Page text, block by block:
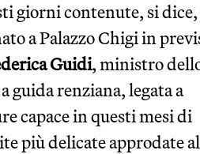
giorni contenute, si
a Palazzo Chigi in
Guidi, ministro
guida renziana, legata a
capace in questi mesi di
più delicate approdate al